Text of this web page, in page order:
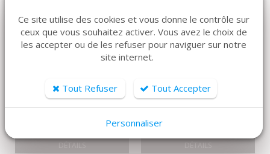
DÉTAILS DÉTAILS
Ce site utilise des cookies et vous donne le contrôle sur
ceux que vous souhaitez activer. Vous avez le choix de
les accepter ou de les refuser pour naviguer sur notre
site internet.
Tout Refuser Tout Accepter
Personnaliser